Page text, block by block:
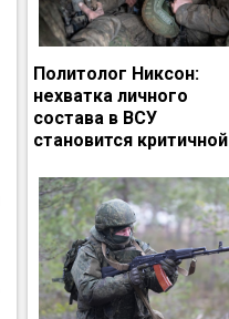
Политолог Никсон:
нехватка личного
состава в ВСУ
становится критичной